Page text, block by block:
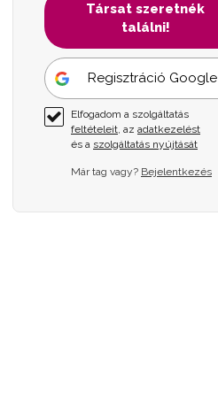
Társat szeretnék
találni!
Regisztráció Google
Elfogadom a szolgáltatás
feltételeit, az adatkezelést
és a szolgáltatás nyújtását
Már tag vagy? Bejelentkezés